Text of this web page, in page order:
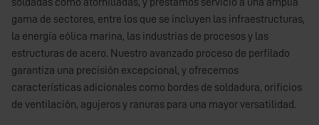
gama de sectores, entre los que se incluyen las infraestructuras,
la energía eólica marina, las industrias de procesos y las
estructuras de acero. Nuestro avanzado proceso de perfilado
garantiza una precisión excepcional, y ofrecemos
características adicionales como bordes de soldadura, orificios
de ventilación, agujeros y ranuras para una mayor versatilidad.